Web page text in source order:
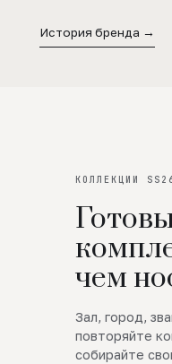
История бренда →
КОЛЛЕКЦИИ
чем
Зал, город,
повторяйте
собирайте